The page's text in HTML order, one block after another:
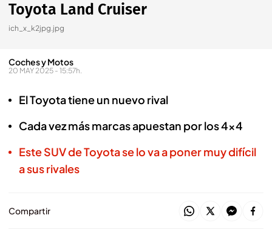
Toyota Land Cruiser
ich_x_k2jpg.jpg
Coches y Motos
20 MAY 2025 - 15:57h.
El Toyota tiene un nuevo rival
Cada vez más marcas apuestan por los 4x4
Este SUV de Toyota se lo va a poner muy difícil
a sus rivales
Compartir